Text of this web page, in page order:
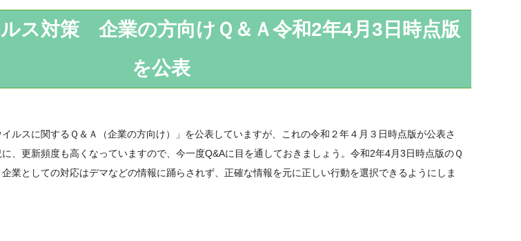
ス対策 企業の方向けＱ＆Ａ令和2年4月3日時点版
を公表
ルスに関するＱ＆Ａ（企業の方向け）」を公表していますが、これの令和２年４月３日時点版が公表さ
、更新頻度も高くなっていますので、今一度Q&Aに目を通しておきましょう。令和2年4月3日時点版のＱ
業としての対応はデマなどの情報に踊らされず、正確な情報を元に正しい行動を選択できるようにしま